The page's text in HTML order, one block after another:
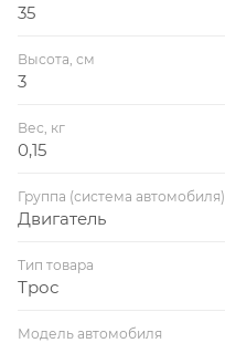
35
Высота, см
3
Вес, кг
0,15
Группа (система автомобиля)
Двигатель
Тип товара
Трос
Модель автомобиля